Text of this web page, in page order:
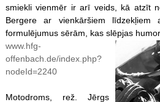
smiekli vienmēr ir arī veids, kā atzīt
Bergere ar vienkāršiem līdzekļiem
formulējumus sērām, kas slēpjas
www.hfg-
offenbach.de/index.php?
nodeId=2240
Motodroms, rež. Jērgs